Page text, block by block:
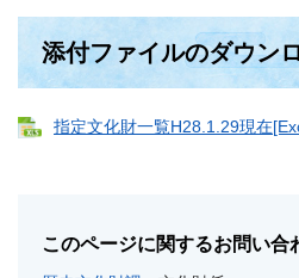
添付ファイルのダウン
指定文化財一覧H28.1.29現在
このページに関するお問い合